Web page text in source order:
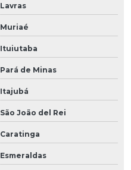
Lavras
Muriaé
Ituiutaba
Pará de Minas
Itajubá
São João del Rei
Caratinga
Esmeraldas